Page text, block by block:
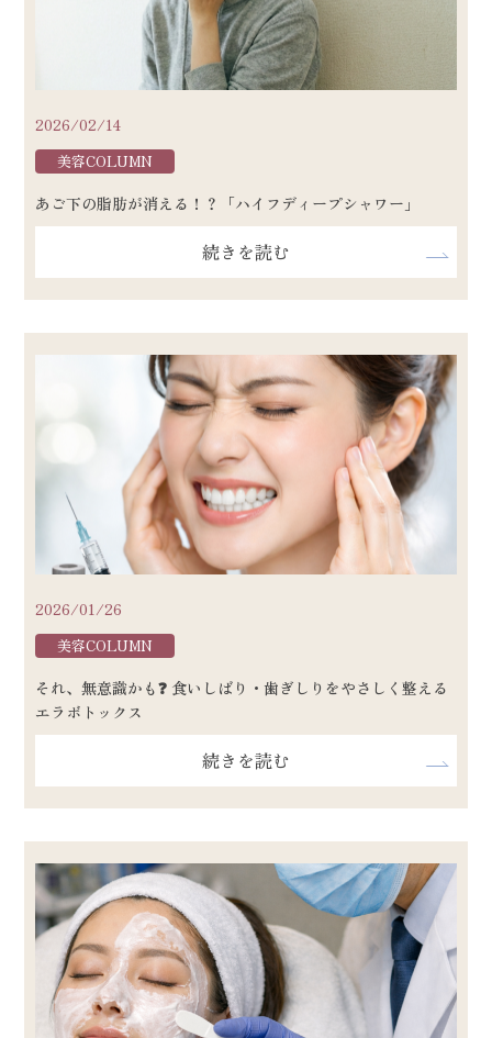
2026/02/14
美容COLUMN
あご下の脂肪が消える！？「ハイフディープシャワー」
続きを読む
2026/01/26
美容COLUMN
それ、無意識かも❓ 食いしばり・歯ぎしりをやさしく整える
エラボトックス
続きを読む